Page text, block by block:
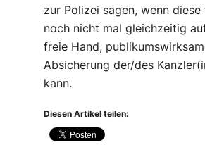
zur Polizei sagen, wenn
noch nicht mal gleichzeitig
freie Hand,
Absicherung der/des
kann.
Diesen Artikel teilen: